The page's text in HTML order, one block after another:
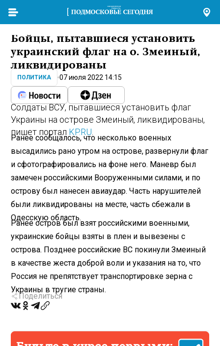
Бойцы, пытавшиеся установить
украинский флаг на о. Змеиный,
ликвидированы
ПОЛИТИКА 07 июля 2022 14:15
Солдаты ВСУ, пытавшиеся установить флаг
Украины на острове Змеиный, ликвидированы,
пишет портал KP.RU
Ранее сообщалось, что несколько военных
высадились рано утром на острове, развернули флаг
и сфотографировались на фоне него. Маневр был
замечен российскими Вооруженными силами, и по
острову был нанесен авиаудар. Часть нарушителей
были ликвидированы на месте, часть сбежали в
Одесскую область.
Ранее остров был взят российскими военными,
украинские бойцы взяты в плен и вывезены с
острова. Позднее российские ВС покинули Змеиный
в качестве жеста доброй воли и указания на то, что
Россия не препятствует транспортировке зерна с
Украины в тругие страны.
Поделиться